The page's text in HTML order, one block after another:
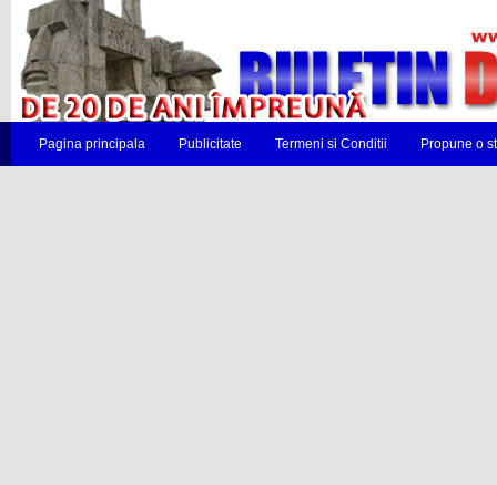
Pagina principala Publicitate Termeni si Conditii Propune o